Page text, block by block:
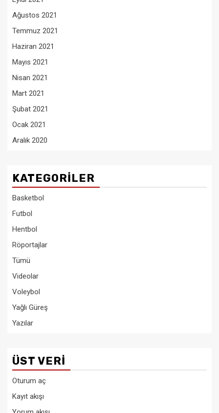
Ağustos 2021
Temmuz 2021
Haziran 2021
Mayıs 2021
Nisan 2021
Mart 2021
Şubat 2021
Ocak 2021
Aralık 2020
KATEGORILER
Basketbol
Futbol
Hentbol
Röportajlar
Tümü
Videolar
Voleybol
Yağlı Güreş
Yazılar
ÜST VERI
Oturum aç
Kayıt akışı